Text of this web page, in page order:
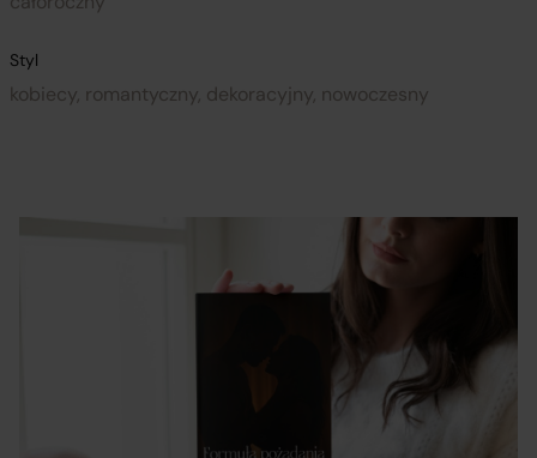
Styl
kobiecy, romantyczny, dekoracyjny, nowoczesny